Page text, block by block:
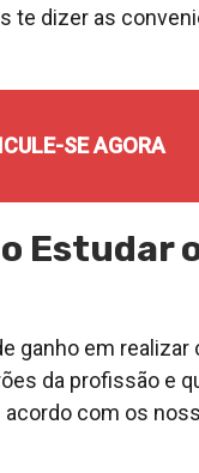
te dizer as
SE AGORA
Estudar
ganho em realizar
da profissão e
com os